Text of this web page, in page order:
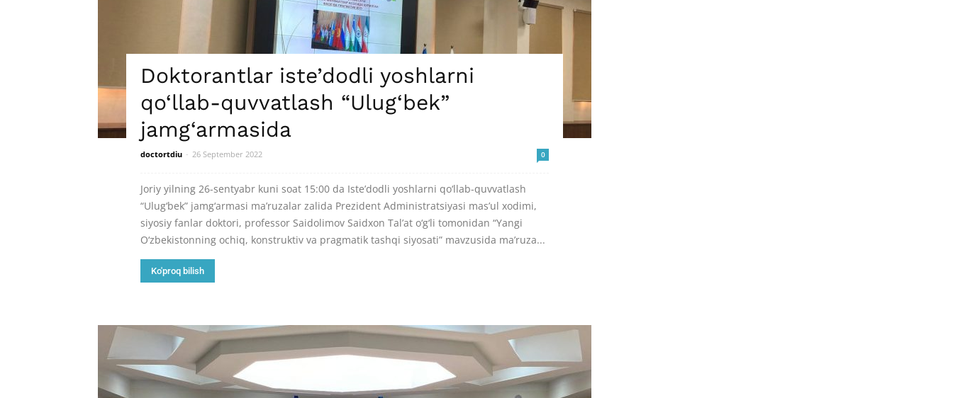
Doktorantlar iste’dodli yoshlarni
qo‘llab-quvvatlash “Ulug‘bek”
jamg‘armasida
doctortdiu - 26 September 2022 0
Joriy yilning 26-sentyabr kuni soat 15:00 da Iste’dodli yoshlarni qo‘llab-quvvatlash
“Ulug‘bek” jamg‘armasi ma’ruzalar zalida Prezident Administratsiyasi mas’ul xodimi,
siyosiy fanlar doktori, professor Saidolimov Saidxon Tal’at o‘g‘li tomonidan “Yangi
O‘zbekistonning ochiq, konstruktiv va pragmatik tashqi siyosati” mavzusida ma’ruza...
Ko'proq bilish